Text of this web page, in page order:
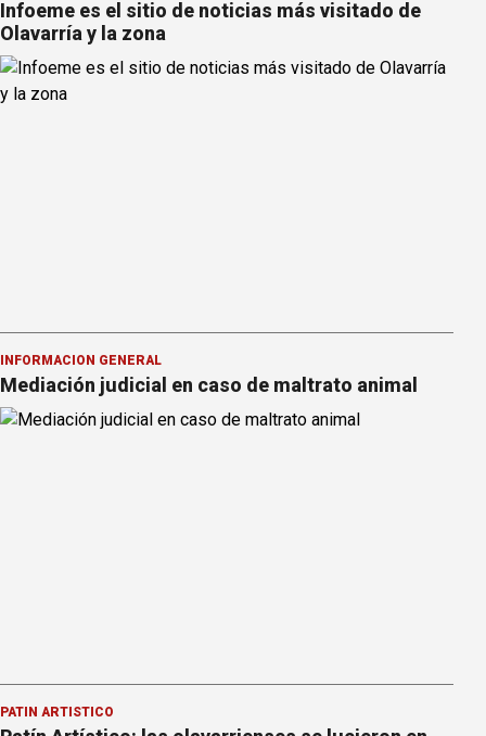
Infoeme es el sitio de noticias más visitado de
Olavarría y la zona
INFORMACION GENERAL
Mediación judicial en caso de maltrato animal
PATÍN ARTÍSTICO